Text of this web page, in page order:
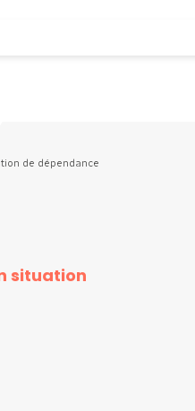
de dépendance
situation